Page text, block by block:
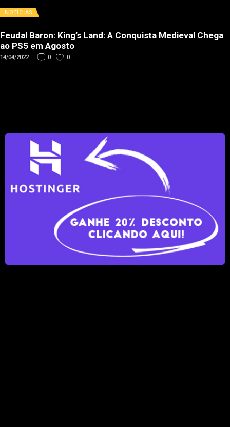
NOTÍCIAS
Feudal Baron: King’s Land: A Conquista Medieval Chega
ao PS5 em Agosto
14/04/2022 0 0